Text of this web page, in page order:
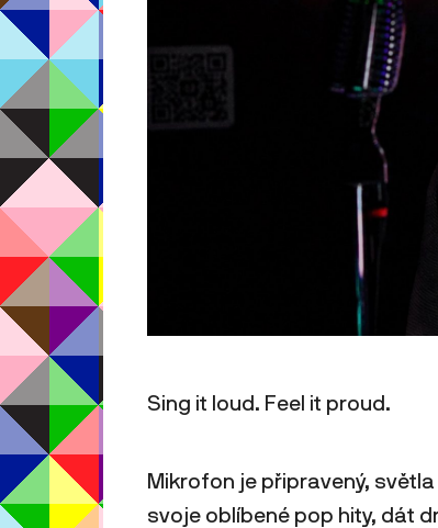
Sing it loud. Feel it proud.
Mikrofon je připravený,
svoje oblíbené pop hity, dát